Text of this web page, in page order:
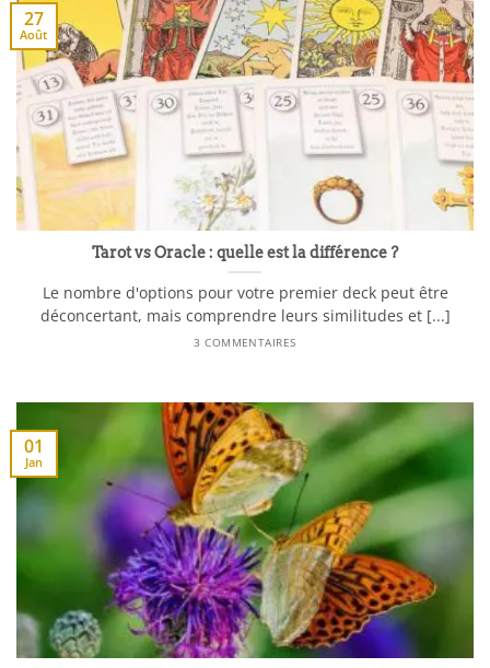
Tarot vs Oracle : quelle est la différence ?
Le nombre d'options pour votre premier deck peut être
déconcertant, mais comprendre leurs similitudes et [...]
3 COMMENTAIRES
27
Août
01
Jan